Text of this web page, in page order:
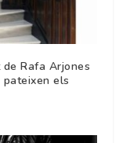
Rafa Arjones
els